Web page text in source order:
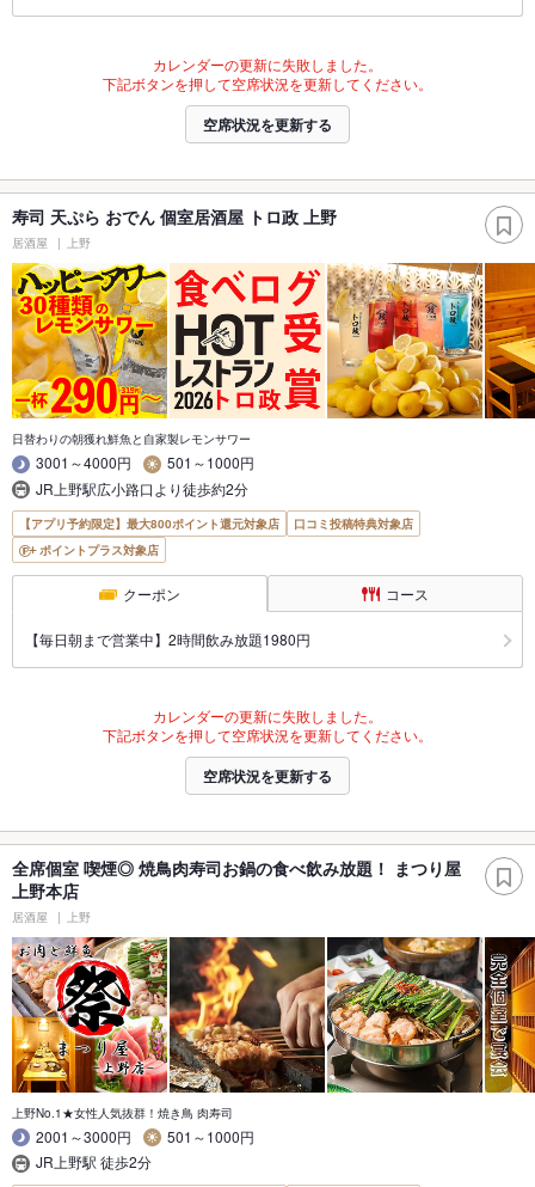
カレンダーの更新に失敗しました。
下記ボタンを押して空席状況を更新してください。
空席状況を更新する
寿司 天ぷら おでん 個室居酒屋 トロ政 上野
居酒屋 上野
日替わりの朝獲れ鮮魚と自家製レモンサワー
3001～4000円
501～1000円
JR上野駅広小路口より徒歩約2分
【アプリ予約限定】最大800ポイント還元対象店
口コミ投稿特典対象店
ポイントプラス対象店
クーポン コース
【毎日朝まで営業中】2時間飲み放題1980円
カレンダーの更新に失敗しました。
下記ボタンを押して空席状況を更新してください。
空席状況を更新する
全席個室 喫煙◎ 焼鳥肉寿司お鍋の食べ飲み放題！ まつり屋
上野本店
居酒屋 上野
上野No.1★女性人気抜群！焼き鳥 肉寿司
2001～3000円
501～1000円
JR上野駅 徒歩2分